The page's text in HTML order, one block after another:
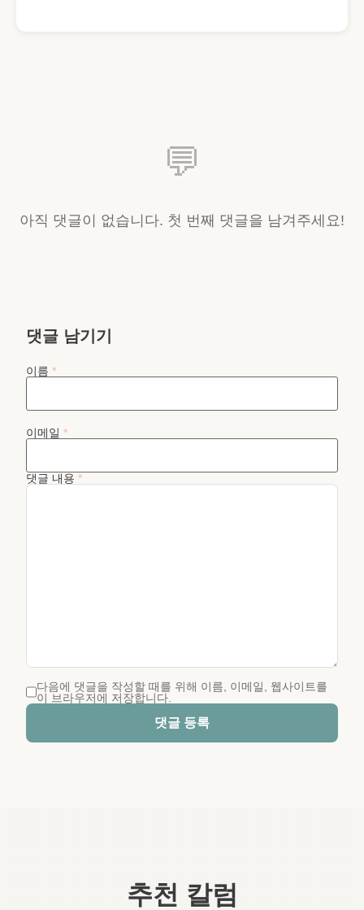
💬
아직 댓글이 없습니다. 첫 번째 댓글을 남겨주세요!
댓글 남기기
이름 *
이메일 *
댓글 내용 *
다음에 댓글을 작성할 때를 위해 이름, 이메일, 웹사이트를
이 브라우저에 저장합니다.
댓글 등록
추천 칼럼